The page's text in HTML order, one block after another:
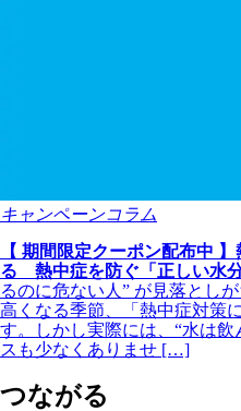
キャンペーンコラム
【 期間限定クーポン配布中
る 熱中症を防ぐ「正しい水
るのに危ない人” が見落とし
高くなる季節、「熱中症対策
す。しかし実際には、“水は
スも少なくありませ […]
つながる